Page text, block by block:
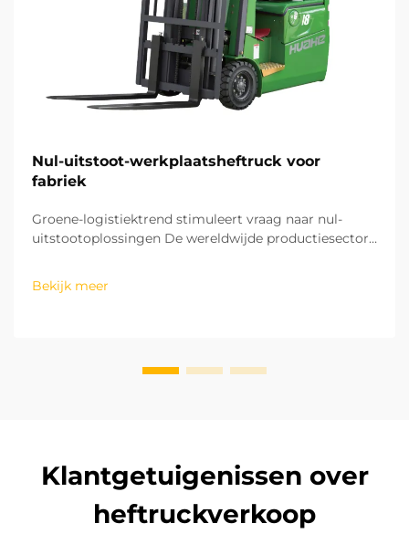
Nul-uitstoot-werkplaatsheftruck voor
fabriek
Groene-logistiektrend stimuleert vraag naar nul-
uitstootoplossingen De wereldwijde productiesector
ontwikkelingsmodel. De resterende logistieke
processen in fabrieken zijn cruciaal voor het bereiken
Bekijk meer
Klantgetuigenissen over
heftruckverkoop